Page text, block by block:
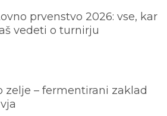
prvenstvo 2026: vse, kar
vedeti o turnirju
zelje – fermentirani zaklad